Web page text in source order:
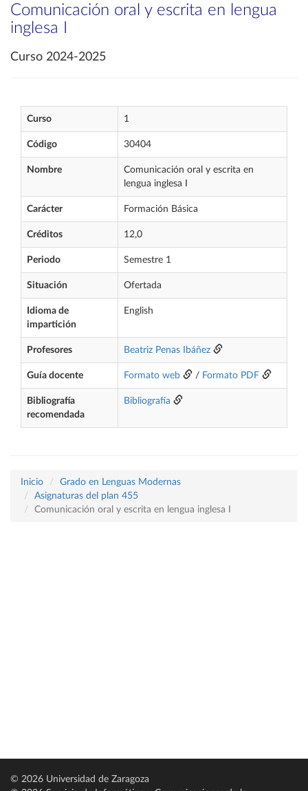
Comunicación oral y escrita en lengua
inglesa I
Curso 2024-2025
Curso 1
Código 30404
Nombre
Comunicación oral y escrita en
lengua inglesa I
Carácter Formación Básica
Créditos 12,0
Periodo Semestre 1
Situación Ofertada
Idioma de
impartición
English
Profesores Beatriz Penas Ibáñez
Guía docente Formato web / Formato PDF
Bibliografía
recomendada
Bibliografía
Inicio
Grado en Lenguas Modernas
Asignaturas del plan 455
Comunicación oral y escrita en lengua inglesa I
© 2026 Universidad de Zaragoza